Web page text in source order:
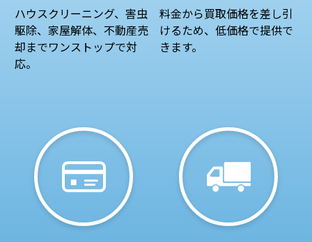
ハウスクリーニング、害虫
駆除、家屋解体、不動産売
却までワンストップで対
応。
料金から買取価格を差し引
けるため、低価格で提供で
きます。